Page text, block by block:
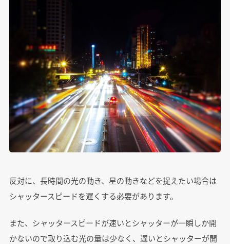
反対に、長時間の光の動き、星の動きなどを捉えたい場合は
シャッタースピードを遅くする必要があります。
また、シャッタースピードが速いとシャッターが一瞬しか開
かないので取り込む光の量は少なく、遅いとシャッターが開